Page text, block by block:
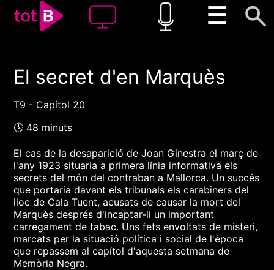
☰
00:00 00:00
El secret d'en Marquès
T9 - Capítol 20
🕓 48 minuts
El cas de la desaparició de Joan Ginestra el març de
l'any 1923 situaria a primera línia informativa els
secrets del món del contraban a Mallorca. Un succés
que portaria davant els tribunals els carabiners del
lloc de Cala Tuent, acusats de causar la mort del
Marquès després d'incaptar-li un important
carregament de tabac. Uns fets envoltats de misteri,
marcats per la situació política i social de l'època
que repassem al capítol d'aquesta setmana de
Memòria Negra.